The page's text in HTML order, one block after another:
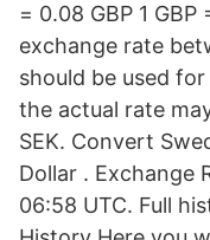
= 0.08 GBP 1
exchange rate
should be used
the actual rate
SEK. Convert
Dollar . Exchange
06:58 UTC. Full